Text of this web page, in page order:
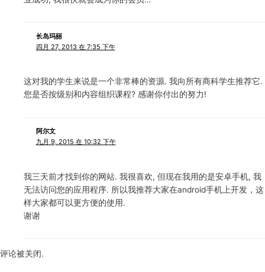
长岛玛丽
四月 27, 2013 在 7:35 下午
这对我的学生来说是一个非常棒的资源. 我向所有商科学生推荐它.
您是否按级别和内容组织课程? 感谢你付出的努力!
阿尔文
九月 9, 2015 在 10:32 下午
我三天前才找到你的网站. 我很喜欢, 但现在我用的是安卓手机, 我
无法访问您的应用程序. 所以我推荐大家在android手机上开发，这
样大家都可以更方便的使用.
谢谢
评论被关闭.